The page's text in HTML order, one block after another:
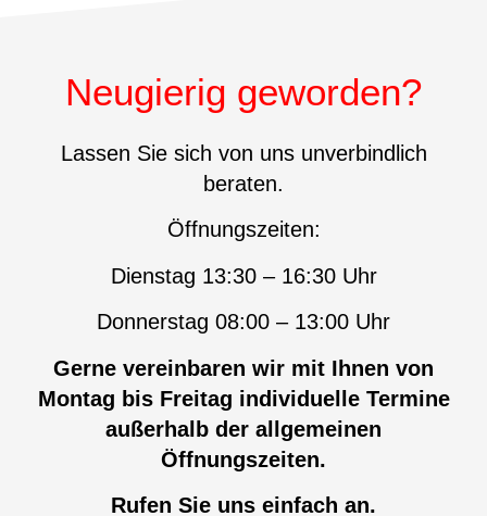
Öhringen
in neuen
Der Energieversorger
präsentiert sich am 2.
Oktober erstmals der
Öffentlichkeit.
Mehr lesen